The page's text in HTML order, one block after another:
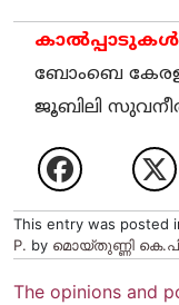
കാല്‍പ്പാടുകള്‍
ബോംബെ കേരള
ജൂബിലി സുവനീര്‍
This entry was posted
P. by മൊയ്തുണ്ണി
The opinions and